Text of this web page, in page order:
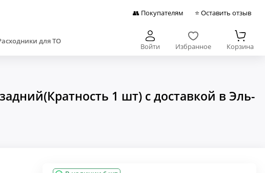
👥 Покупателям ⭐ Оставить отзыв
для ТО
Войти Избранное Корзина
1 шт) с доставкой в Эль-